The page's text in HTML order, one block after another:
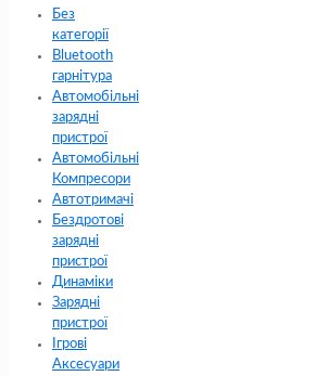
Без
категорії
Bluetooth
гарнітура
Автомобільні
зарядні
пристрої
Автомобільні
Компресори
Автотримачі
Бездротові
зарядні
пристрої
Динаміки
Зарядні
пристрої
Ігрові
Аксесуари